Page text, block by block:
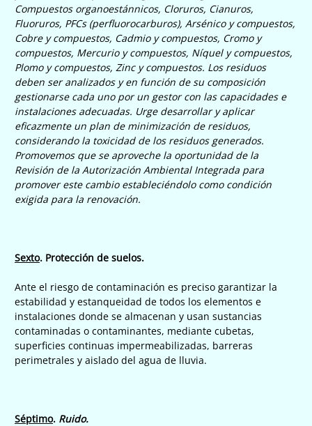
Compuestos organoestánnicos, Cloruros, Cianuros,
Fluoruros, PFCs (perfluorocarburos), Arsénico y compuestos,
Cobre y compuestos, Cadmio y compuestos, Cromo y
compuestos, Mercurio y compuestos, Níquel y compuestos,
Plomo y compuestos, Zinc y compuestos. Los residuos
deben ser analizados y en función de su composición
gestionarse cada uno por un gestor con las capacidades e
instalaciones adecuadas. Urge desarrollar y aplicar
eficazmente un plan de minimización de residuos,
considerando la toxicidad de los residuos generados.
Promovemos que se aproveche la oportunidad de la
Revisión de la Autorización Ambiental Integrada para
promover este cambio estableciéndolo como condición
exigida para la renovación.
Sexto. Protección de suelos.
Ante el riesgo de contaminación es preciso garantizar la
estabilidad y estanqueidad de todos los elementos e
instalaciones donde se almacenan y usan sustancias
contaminadas o contaminantes, mediante cubetas,
superficies continuas impermeabilizadas, barreras
perimetrales y aislado del agua de lluvia.
Séptimo. Ruido.